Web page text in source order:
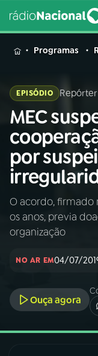
MENU
Buscar
na
Rádio
Nacional
01 INÍCIO
02A RÁDIO
03
Programas
EPISÓDIO
MEC
por
O acordo, firmado
os anos, previa
organização
NO AR EM04/07/
Ouça agora